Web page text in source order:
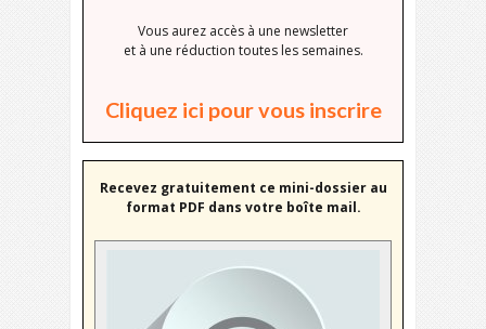
Vous aurez accès à une newsletter
et à une réduction toutes les semaines.
Cliquez ici pour vous inscrire
Recevez gratuitement ce mini-dossier au
format PDF dans votre boîte mail.